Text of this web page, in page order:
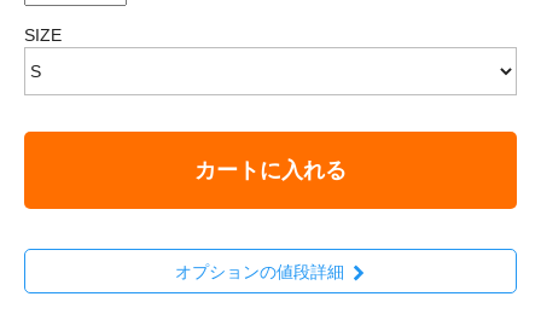
SIZE
カートに入れる
オプションの値段詳細